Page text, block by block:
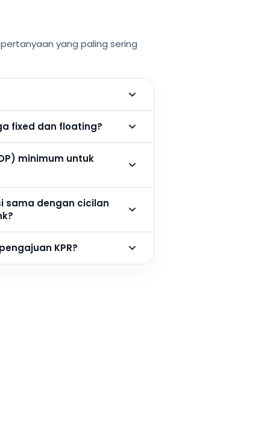
yang paling sering
fixed dan floating?
minimum untuk
sama dengan cicilan
KPR?